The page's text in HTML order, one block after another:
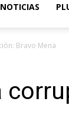
NOTICIAS
Bravo Mena